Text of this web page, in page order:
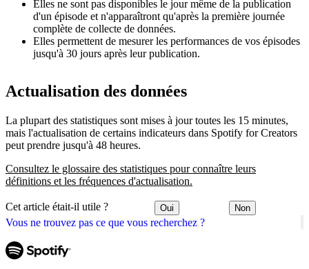
Vous ne trouvez pas ce que vous recherchez ?
Elles ne sont pas disponibles le jour même de la publication
d'un épisode et n'apparaîtront qu'après la première journée
complète de collecte de données.
Elles permettent de mesurer les performances de vos épisodes
jusqu'à 30 jours après leur publication.
Actualisation des données
La plupart des statistiques sont mises à jour toutes les 15 minutes,
mais l'actualisation de certains indicateurs dans Spotify for Creators
peut prendre jusqu'à 48 heures.
Consultez le glossaire des statistiques pour connaître leurs
définitions et les fréquences d'actualisation.
Cet article était-il utile ? Oui Non